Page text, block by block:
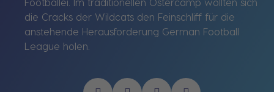
die Cracks der Wildcats den Feinschliff für die
anstehende Herausforderung German Football
League holen.